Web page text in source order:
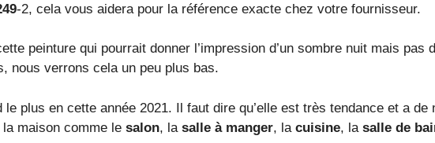
-2, cela vous aidera pour la référence exacte chez votre fournisseur.
peinture qui pourrait donner l’impression d’un sombre nuit mais pas
nous verrons cela un peu plus bas.
plus en cette année 2021. Il faut dire qu’elle est très tendance et a de
maison comme le salon, la salle à manger, la cuisine, la salle de